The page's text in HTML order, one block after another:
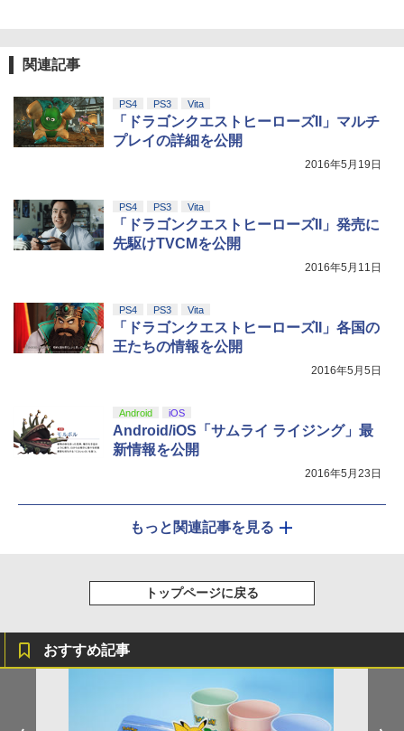
5
巾着＋メーカー特典:【坤と離】二振りの
剣、十翼より来たる！スタジオ描き下ろ
しイラストボード付) [DVD]
関連記事
PS4 PS3 Vita
「ドラゴンクエストヒーローズII」マルチ
プレイの詳細を公開
2016年5月19日
PS4 PS3 Vita
「ドラゴンクエストヒーローズII」発売に
先駆けTVCMを公開
2016年5月11日
PS4 PS3 Vita
「ドラゴンクエストヒーローズII」各国の
王たちの情報を公開
2016年5月5日
Android iOS
Android/iOS「サムライ ライジング」最
新情報を公開
2016年5月23日
もっと関連記事を見る
トップページに戻る
おすすめ記事